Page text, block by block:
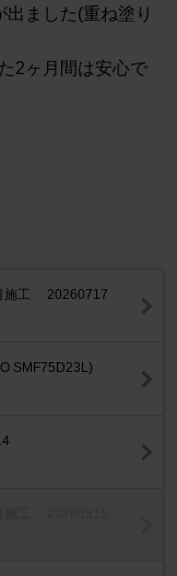
ました(重ね塗り
2ヶ月間は安心で
施工 20260717
SMF75D23L)